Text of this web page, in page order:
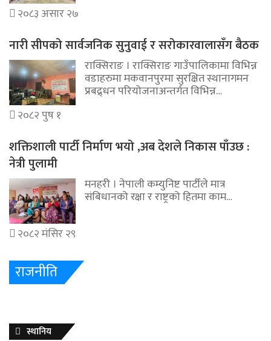
२०८३ असार २७
नारी सीपको सार्वजनिक सुनुवाई र सरोकारवालासँग बैठक
राक्सिराङ । राक्सिराङ गाउँपालिकामा विभिन्न
वडाहरुमा मकवानपुरमा सुरक्षित स्थानागमन
प्रबद्र्धन परियोजनाअन्तर्गत विभिन्न…
२०८२ पुष १
शक्तिशाली पार्टी निर्माण भयो ,अब देशले निकास पाँउछ :
नेत्री पुलामी
मनहरी । नेपाली कम्युनिष्ट पार्टीले मात्र
संबिधानको रक्षा र राष्ट्रको हितमा काम…
२०८२ मंसिर २९
राजनीति
स्थानिय